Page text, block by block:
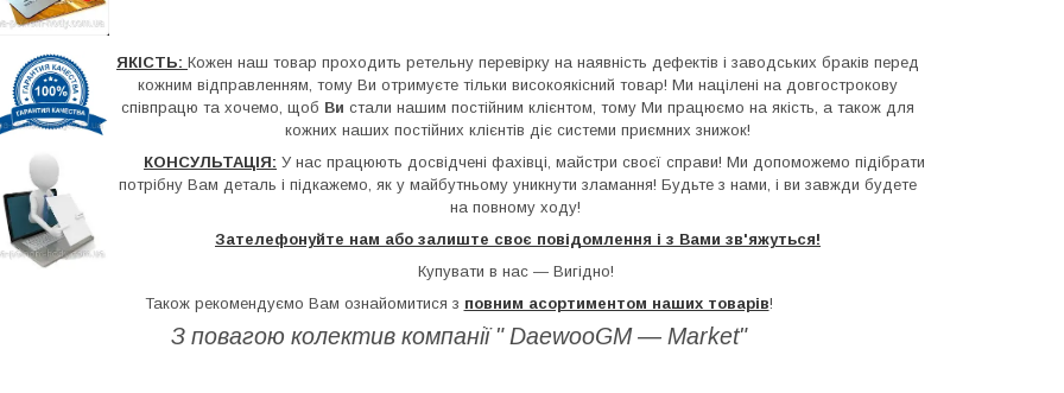
ЯКІСТЬ: Кожен наш товар проходить ретельну перевірку на наявність дефектів і заводських браків перед
кожним відправленням, тому Ви отримуєте тільки високоякісний товар! Ми націлені на довгострокову
співпрацю та хочемо, щоб Ви стали нашим постійним клієнтом, тому Ми працюємо на якість, а також для
кожних наших постійних клієнтів діє системи приємних знижок!
КОНСУЛЬТАЦІЯ: У нас працюють досвідчені фахівці, майстри своєї справи! Ми допоможемо підібрати
потрібну Вам деталь і підкажемо, як у майбутньому уникнути зламання! Будьте з нами, і ви завжди будете
на повному ходу!
Зателефонуйте нам або залиште своє повідомлення і з Вами зв'яжуться!
Купувати в нас — Вигідно!
Також рекомендуємо Вам ознайомитися з повним асортиментом наших товарів!
З повагою колектив компанії " DaewooGM ― Market"